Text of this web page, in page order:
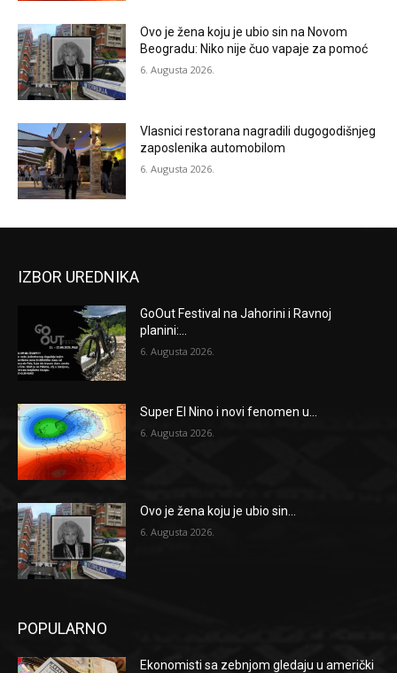
Ovo je žena koju je ubio sin na Novom
Beogradu: Niko nije čuo vapaje za pomoć
6. Augusta 2026.
Vlasnici restorana nagradili dugogodišnjeg
zaposlenika automobilom
6. Augusta 2026.
IZBOR UREDNIKA
GoOut Festival na Jahorini i Ravnoj
planini:...
6. Augusta 2026.
Super El Nino i novi fenomen u...
6. Augusta 2026.
Ovo je žena koju je ubio sin...
6. Augusta 2026.
POPULARNO
Ekonomisti sa zebnjom gledaju u američki